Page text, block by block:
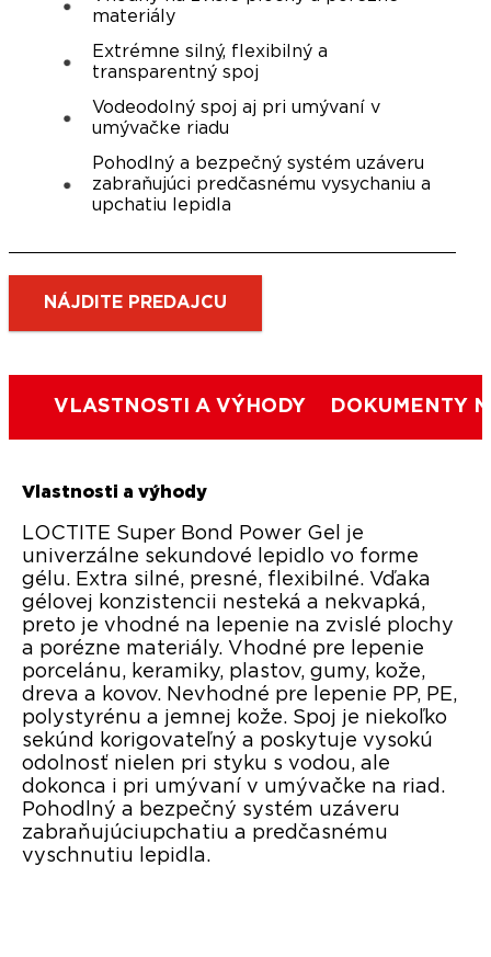
materiály
Extrémne silný, flexibilný a
transparentný spoj
Vodeodolný spoj aj pri umývaní v
umývačke riadu
Pohodlný a bezpečný systém uzáveru
zabraňujúci predčasnému vysychaniu a
upchatiu lepidla
NÁJDITE PREDAJCU
VLASTNOSTI A VÝHODY DOKUMENTY
Vlastnosti a výhody
LOCTITE Super Bond Power Gel je
univerzálne sekundové lepidlo vo forme
gélu. Extra silné, presné, flexibilné. Vďaka
gélovej konzistencii nesteká a nekvapká,
preto je vhodné na lepenie na zvislé plochy
a porézne materiály. Vhodné pre lepenie
porcelánu, keramiky, plastov, gumy, kože,
dreva a kovov. Nevhodné pre lepenie PP, PE,
polystyrénu a jemnej kože. Spoj je niekoľko
sekúnd korigovateľný a poskytuje vysokú
odolnosť nielen pri styku s vodou, ale
dokonca i pri umývaní v umývačke na riad.
Pohodlný a bezpečný systém uzáveru
zabraňujúciupchatiu a predčasnému
vyschnutiu lepidla.